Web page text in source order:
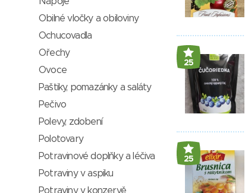
25
25
Obilné vločky a obiloviny
Ochucovadla
Ořechy
Ovoce
Paštiky, pomazánky a saláty
Pečivo
Polevy, zdobení
Polotovary
Potravinové doplňky a léčiva
Potraviny v aspiku
Potraviny v konzervě